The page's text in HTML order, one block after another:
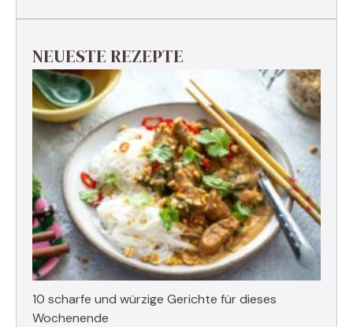
NEUESTE REZEPTE
10 scharfe und würzige Gerichte für dieses
Wochenende